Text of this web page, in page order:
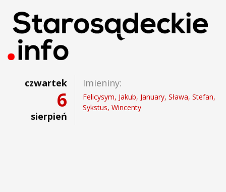
czwartek
6
sierpień
Imieniny:
Felicysym, Jakub, January, Sława, Stefan,
Sykstus, Wincenty